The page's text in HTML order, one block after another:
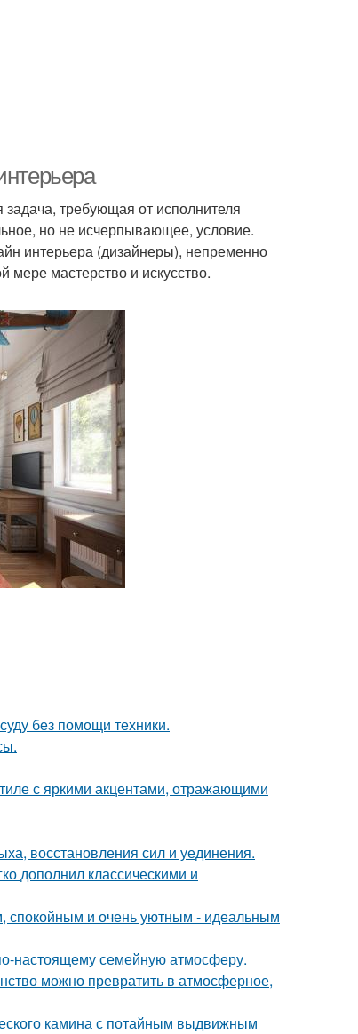
требующая от исполнителя
но не исчерпывающее, условие.
интерьера (дизайнеры), непременно
мере мастерство и искусство.
без помощи техники.
с яркими акцентами, отражающими
восстановления сил и уединения.
дополнил классическими и
спокойным и очень уютным - идеальным
настоящему семейную атмосферу.
можно превратить в атмосферное,
камина с потайным выдвижным